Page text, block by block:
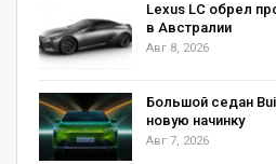
Lexus LC обрел
в Австралии
Авг 8, 2026
Большой седан
новую начинку
Авг 7, 2026